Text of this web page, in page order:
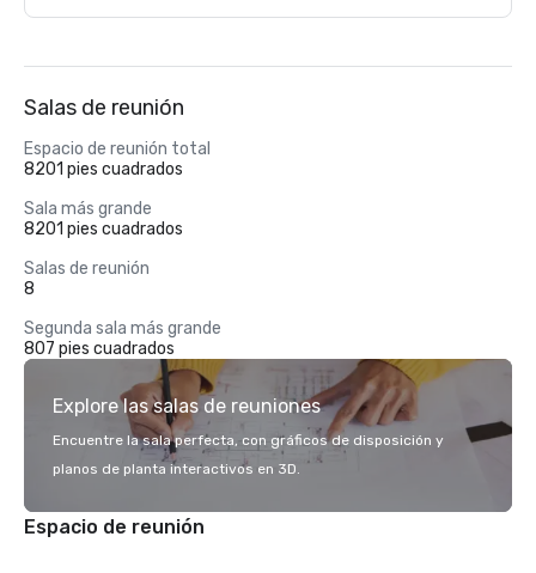
Salas de reunión
Espacio de reunión total
8201 pies cuadrados
Sala más grande
8201 pies cuadrados
Salas de reunión
8
Segunda sala más grande
807 pies cuadrados
Explore las salas de reuniones
Encuentre la sala perfecta, con gráficos de disposición y
planos de planta interactivos en 3D.
Espacio de reunión